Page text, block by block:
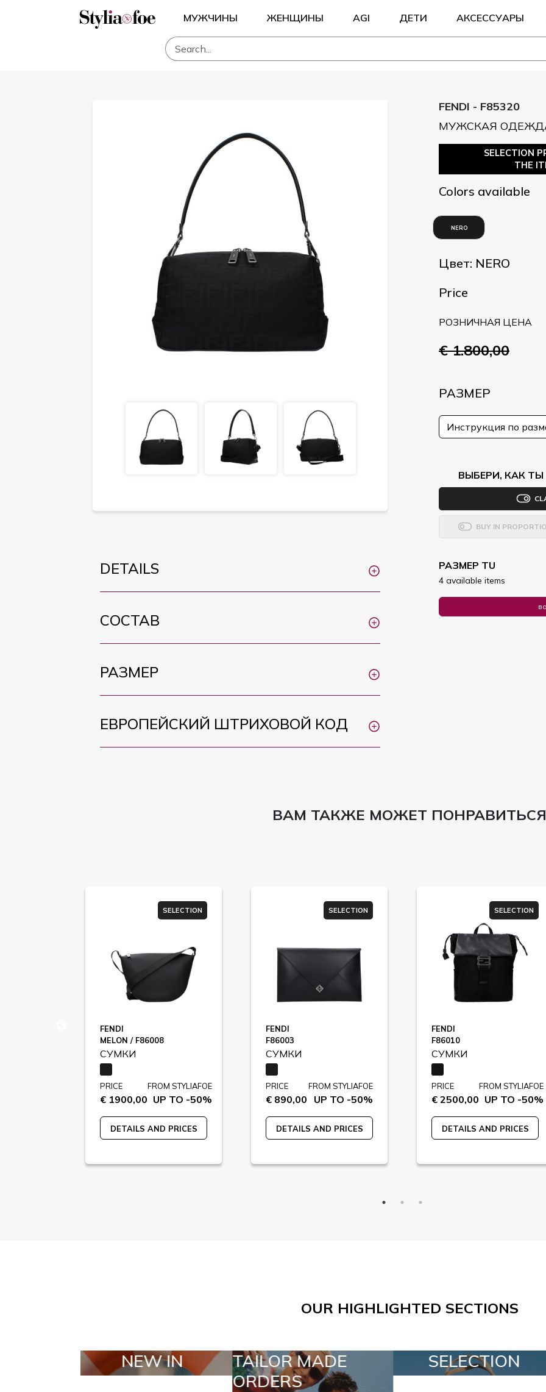
МУЖЧИНЫ ЖЕНЩИНЫ AGI ДЕТИ АКСЕССУАРЫ
DETAILS
СОСТАВ
РАЗМЕР
ЕВРОПЕЙСКИЙ ШТРИХОВОЙ КОД
FENDI - F85320
МУЖСКАЯ
SELECTION
THE
Colors available
NERO
Цвет: NERO
Price
РОЗНИЧНАЯ ЦЕНА
€ 1.800,00
РАЗМЕР
Инструкция по
ВЫБЕРИ, КАК
BUY IN
РАЗМЕР TU
4 available items
ВАМ ТАКЖЕ МОЖЕТ ПОНРАВИТЬСЯ
SELECTION
FENDI
MELON / F86008
СУМКИ
PRICE
€ 1900,00
FROM STYLIAFOE
UP TO -50%
DETAILS AND PRICES
SELECTION
FENDI
F86003
СУМКИ
PRICE
€ 890,00
FROM STYLIAFOE
UP TO -50%
DETAILS AND PRICES
SELECTION
FENDI
F86010
СУМКИ
PRICE
€ 2500,00
FROM STYLIAFOE
UP TO -50%
DETAILS AND PRICES
OUR HIGHLIGHTED SECTIONS
TAILOR MADE
ORDERS
SELECTION SPECIAL LOTS